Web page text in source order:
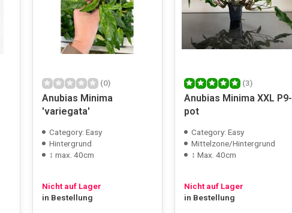
(0)
Anubias Minima
'variegata'
Category: Easy
Hintergrund
↕ max. 40cm
Nicht auf Lager
in Bestellung
(3)
Anubias Minima XXL P9-
pot
Category: Easy
Mittelzone/Hintergrund
↕ Max. 40cm
Nicht auf Lager
in Bestellung